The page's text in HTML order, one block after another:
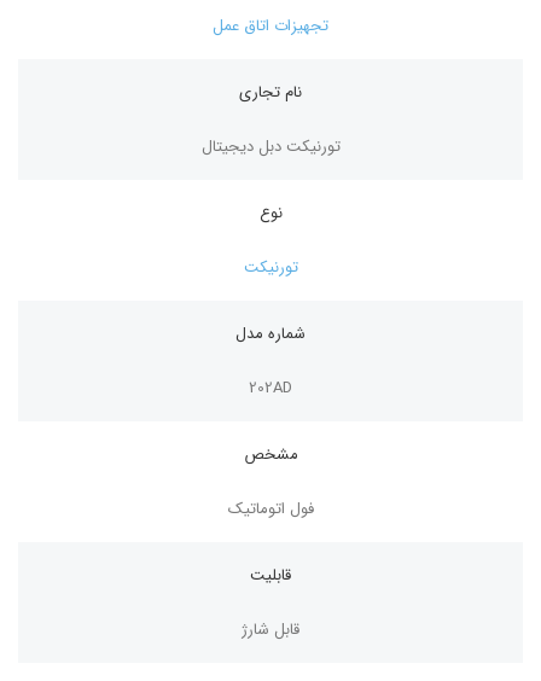
تجهیزات اتاق عمل
نام تجاری
تورنیکت دبل دیجیتال
نوع
تورنیکت
شماره مدل
202AD
مشخص
فول اتوماتیک
قابلیت
قابل شارژ